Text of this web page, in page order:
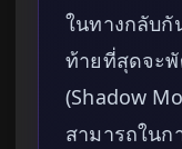
ในทางกลับกั
ท้ายที่สุดจะพั
(Shadow
สามารถใน